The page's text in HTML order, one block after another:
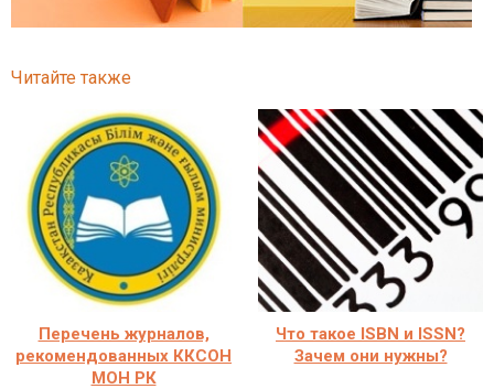
Читайте также
Перечень журналов,
рекомендованных ККСОН
МОН РК
Что такое ISBN и ISSN?
Зачем они нужны?